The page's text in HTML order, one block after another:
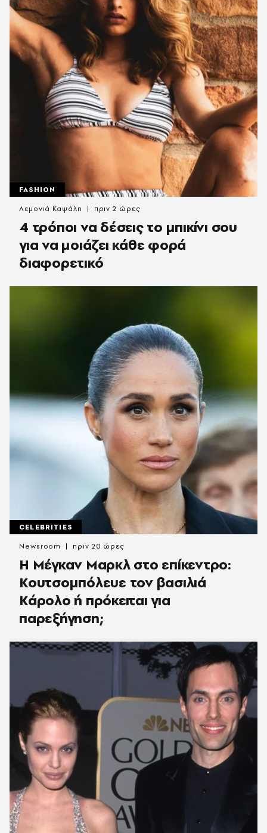
FASHION
4 τρόποι να δέσεις το μπικίνι σου
για να μοιάζει κάθε φορά
διαφορετικό
Λεμονιά Καψάλη πριν 2 ώρες
CELEBRITIES
Η Μέγκαν Μαρκλ στο επίκεντρο:
Κουτσομπόλευε τον βασιλιά
Κάρολο ή πρόκειται για
παρεξήγηση;
Newsroom πριν 20 ώρες